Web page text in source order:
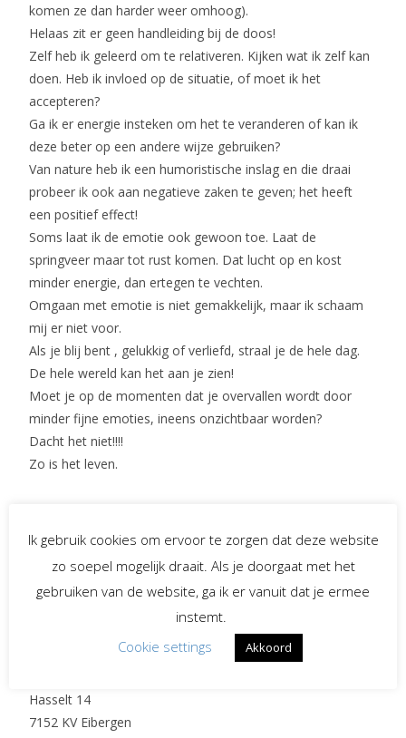
komen ze dan harder weer omhoog).
Helaas zit er geen handleiding bij de doos!
Zelf heb ik geleerd om te relativeren. Kijken wat ik zelf kan
doen. Heb ik invloed op de situatie, of moet ik het
accepteren?
Ga ik er energie insteken om het te veranderen of kan ik
deze beter op een andere wijze gebruiken?
Van nature heb ik een humoristische inslag en die draai
probeer ik ook aan negatieve zaken te geven; het heeft
een positief effect!
Soms laat ik de emotie ook gewoon toe. Laat de
springveer maar tot rust komen. Dat lucht op en kost
minder energie, dan ertegen te vechten.
Omgaan met emotie is niet gemakkelijk, maar ik schaam
mij er niet voor.
Als je blij bent , gelukkig of verliefd, straal je de hele dag.
De hele wereld kan het aan je zien!
Moet je op de momenten dat je overvallen wordt door
minder fijne emoties, ineens onzichtbaar worden?
Dacht het niet!!!!
Zo is het leven.
Post
navigation
←Onverwachte momenten Stilte momentje→
Contact en adres
Hasselt 14
7152 KV Eibergen
Ik gebruik cookies om ervoor te zorgen dat deze website
zo soepel mogelijk draait. Als je doorgaat met het
gebruiken van de website, ga ik er vanuit dat je ermee
instemt.
Cookie settings
Akkoord